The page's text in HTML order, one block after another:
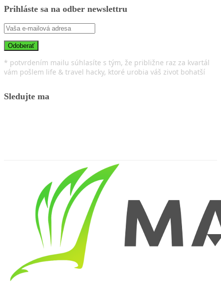
Prihláste sa na odber newslettru
* potvrdením mailu súhlasíte s tým, že približne raz za kvartál
vám pošlem life & travel hacky, ktoré urobia váš zivot bohatší
Sledujte ma